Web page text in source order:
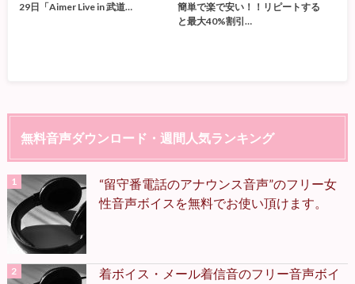
29日「Aimer Live in 武道…
簡単で楽で安い！！リピートする
と最大40%割引…
無料音声ダウンロード・週間人気ランキング
“留守番電話のアナウンス音声”のフリー女
性音声ボイスを無料でお使い頂けます。
着ボイス・メール着信音のフリー音声ボイ